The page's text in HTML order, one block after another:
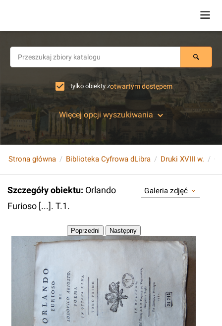
tylko obiekty zotwartym dostępem
Więcej opcji wyszukiwania
Strona główna Biblioteka Cyfrowa dLibra Druki XVIII w.
Szczegóły obiektu: Orlando
Furioso [...]. T.1.
Galeria zdjęć